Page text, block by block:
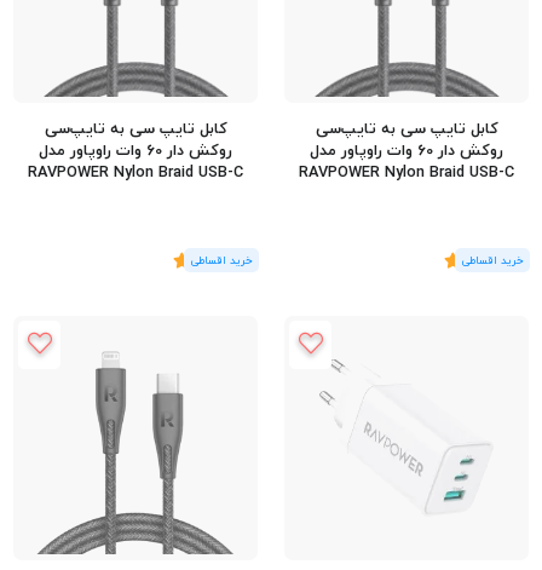
کابل تایپ سی به تایپ‌سی
روکش دار 60 وات راوپاور مدل
RAVPOWER Nylon Braid USB-C
(1رای)
5
کابل تایپ سی به تایپ‌سی
روکش دار 60 وات راوپاور مدل
RAVPOWER Nylon Braid USB-C
(1رای)
5